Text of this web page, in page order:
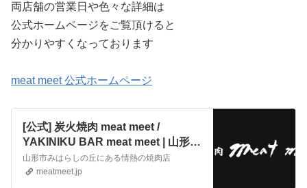
両店舗の営業日や色々な詳細は
公式ホームページをご覧頂けると
分かりやすくなっております
meat meet 公式ホームページ
[公式] 炭火焼肉 meat meet /
YAKINIKU BAR meat meet | 山形市
みはらしの丘にある情熱の焼肉店
山形市みはらしの丘にある情熱の焼肉店
meatmeet.jp